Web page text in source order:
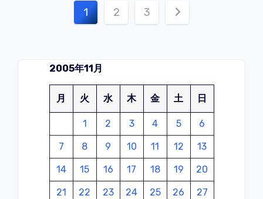
投
の
ペ
ー
ジ
送
り
1 2 3
2005年11月
月 火 水 木 金 土 日
1 2 3 4 5 6
7 8 9 10 11 12 13
14 15 16 17 18 19 20
21 22 23 24 25 26 27